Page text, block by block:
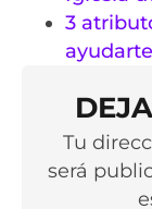
3
Tu
será